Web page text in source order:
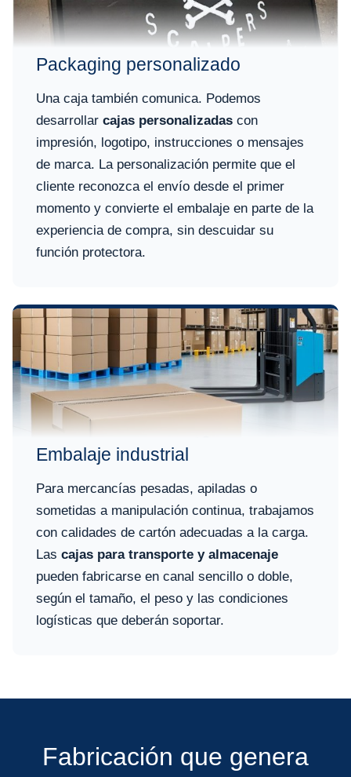
Packaging personalizado
Una caja también comunica. Podemos
desarrollar cajas personalizadas con
impresión, logotipo, instrucciones o mensajes
de marca. La personalización permite que el
cliente reconozca el envío desde el primer
momento y convierte el embalaje en parte de la
experiencia de compra, sin descuidar su
función protectora.
Embalaje industrial
Para mercancías pesadas, apiladas o
sometidas a manipulación continua, trabajamos
con calidades de cartón adecuadas a la carga.
Las cajas para transporte y almacenaje
pueden fabricarse en canal sencillo o doble,
según el tamaño, el peso y las condiciones
logísticas que deberán soportar.
Fabricación que genera